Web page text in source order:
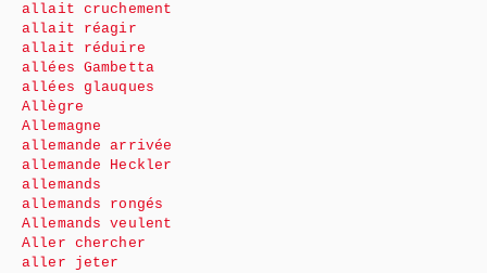
allait cruchement
allait réagir
allait réduire
allées Gambetta
allées glauques
Allègre
Allemagne
allemande arrivée
allemande Heckler
allemands
allemands rongés
Allemands veulent
Aller chercher
aller jeter